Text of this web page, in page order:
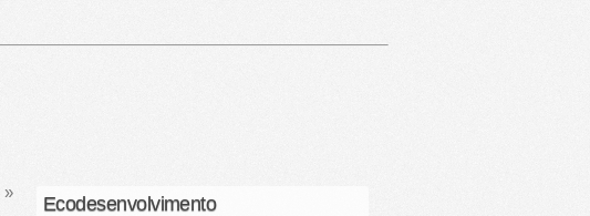
»
Ecodesenvolvimento